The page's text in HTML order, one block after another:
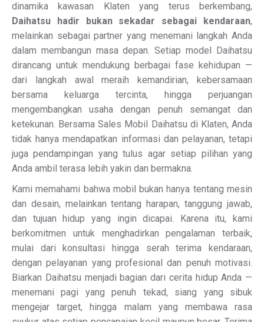
dinamika kawasan Klaten yang terus berkembang,
Daihatsu hadir bukan sekadar sebagai kendaraan,
melainkan sebagai partner yang menemani langkah Anda
dalam membangun masa depan. Setiap model Daihatsu
dirancang untuk mendukung berbagai fase kehidupan —
dari langkah awal meraih kemandirian, kebersamaan
bersama keluarga tercinta, hingga perjuangan
mengembangkan usaha dengan penuh semangat dan
ketekunan. Bersama Sales Mobil Daihatsu di Klaten, Anda
tidak hanya mendapatkan informasi dan pelayanan, tetapi
juga pendampingan yang tulus agar setiap pilihan yang
Anda ambil terasa lebih yakin dan bermakna.
Kami memahami bahwa mobil bukan hanya tentang mesin
dan desain, melainkan tentang harapan, tanggung jawab,
dan tujuan hidup yang ingin dicapai. Karena itu, kami
berkomitmen untuk menghadirkan pengalaman terbaik,
mulai dari konsultasi hingga serah terima kendaraan,
dengan pelayanan yang profesional dan penuh motivasi.
Biarkan Daihatsu menjadi bagian dari cerita hidup Anda —
menemani pagi yang penuh tekad, siang yang sibuk
mengejar target, hingga malam yang membawa rasa